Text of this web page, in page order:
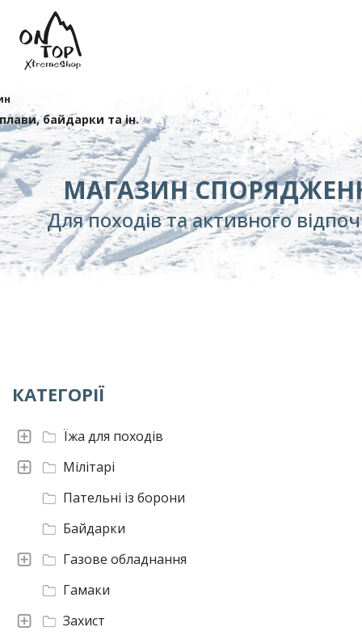
байдарки та ін.
МАГАЗИН
Для походів та активного
КАТЕГОРІЇ
Захист
Гамаки
Газове обладнання
Байдарки
Пательні із борони
Мілітарі
Їжа для походів